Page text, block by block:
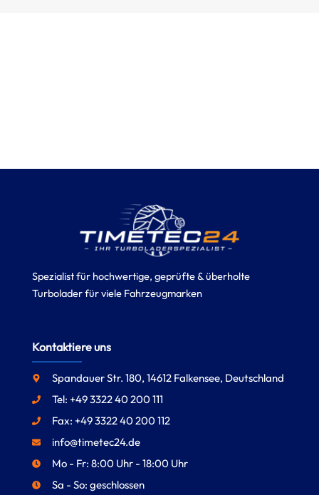
Spezialist für hochwertige, geprüfte & überholte
Turbolader für viele Fahrzeugmarken
Kontaktiere uns
Spandauer Str. 180, 14612 Falkensee, Deutschland
Tel: +49 3322 40 200 111
Fax: +49 3322 40 200 112
info@timetec24.de
Mo - Fr: 8:00 Uhr - 18:00 Uhr
Sa - So: geschlossen